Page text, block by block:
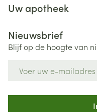
Uw apotheek
Nieuwsbrief
Blijf op de hoogte van